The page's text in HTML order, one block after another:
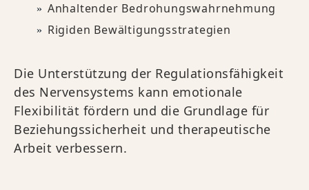
Anhaltender Bedrohungswahrnehmung
Rigiden Bewältigungsstrategien
Die Unterstützung der Regulationsfähigkeit
des Nervensystems kann emotionale
Flexibilität fördern und die Grundlage für
Beziehungssicherheit und therapeutische
Arbeit verbessern.